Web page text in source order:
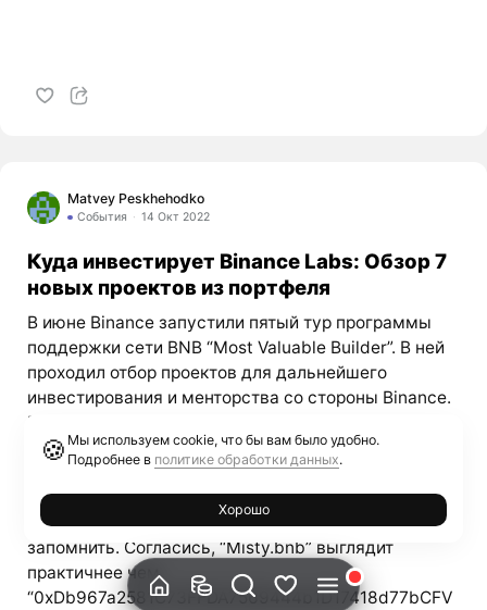
Matvey Peskhehodko
События 14 Окт 2022
Куда инвестирует Binance Labs: Обзор 7
новых проектов из портфеля
В июне Binance запустили пятый тур программы
поддержки сети BNB “Most Valuable Builder”. В ней
проходил отбор проектов для дальнейшего
инвестирования и менторства со стороны Binance.
Разберем новых участников портфеля. SPACE ID
Сайт – space.id Space ID это Ethereum Name Service
только на сети BNB. Ты создаешь доменное имя,
заменяющее адрес твоего кошелька. Доменное
имя можно сделать коротким и ты сможешь его
запомнить. Согласись, “Misty.bnb” выглядит
практичнее чем
“0xDb967a2581C73FFDA7569444b1D17418d77bCFV
🍪 Мы используем cookie, что бы вам было удобно.
Подробнее в политике обработки данных.
Хорошо